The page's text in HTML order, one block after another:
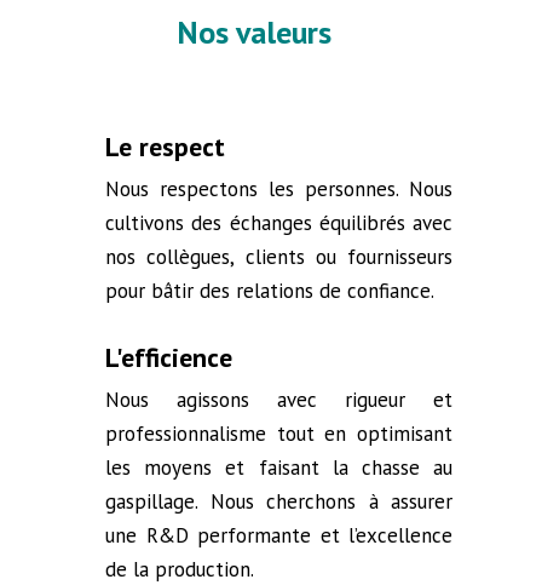
Nos valeurs
Le respect
Nous respectons les personnes. Nous
cultivons des échanges équilibrés avec
nos collègues, clients ou fournisseurs
pour bâtir des relations de confiance.
L'efficience
Nous agissons avec rigueur et
professionnalisme tout en optimisant
les moyens et faisant la chasse au
gaspillage. Nous cherchons à assurer
une R&D performante et l’excellence
de la production.